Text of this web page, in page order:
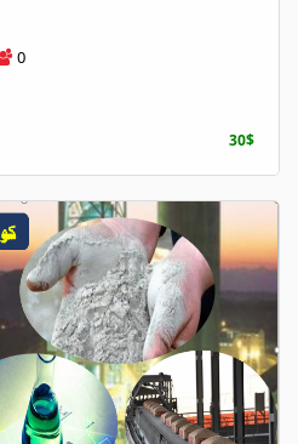
0
30$